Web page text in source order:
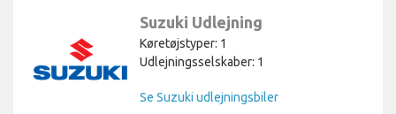
Suzuki Udlejning
Køretøjstyper: 1
Udlejningsselskaber: 1
Se Suzuki udlejningsbiler